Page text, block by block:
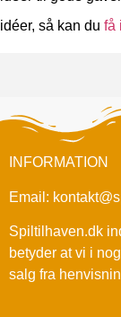
idéer, så kan du få
INFORMATION
Email:
Spiltilhaven.dk
betyder at vi i
salg fra